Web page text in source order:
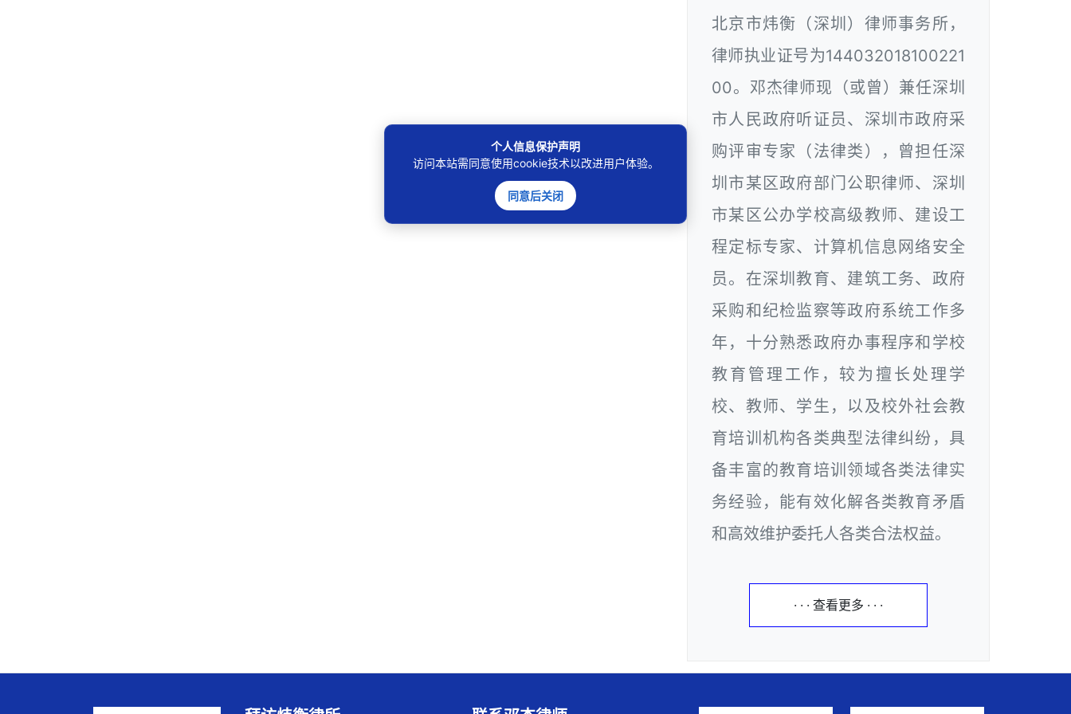
北京市炜衡（深圳）律师事务所，
律师执业证号为144032018100221
00。邓杰律师现（或曾）兼任深圳
市人民政府听证员、深圳市政府采
购评审专家（法律类），曾担任深
圳市某区政府部门公职律师、深圳
市某区公办学校高级教师、建设工
程定标专家、计算机信息网络安全
员。在深圳教育、建筑工务、政府
采购和纪检监察等政府系统工作多
年，十分熟悉政府办事程序和学校
教育管理工作，较为擅长处理学
校、教师、学生，以及校外社会教
育培训机构各类典型法律纠纷，具
备丰富的教育培训领域各类法律实
务经验，能有效化解各类教育矛盾
和高效维护委托人各类合法权益。
· · · 查看更多 · · ·
个人信息保护声明
访问本站需同意使用cookie技术以改进用户体验。
同意后关闭